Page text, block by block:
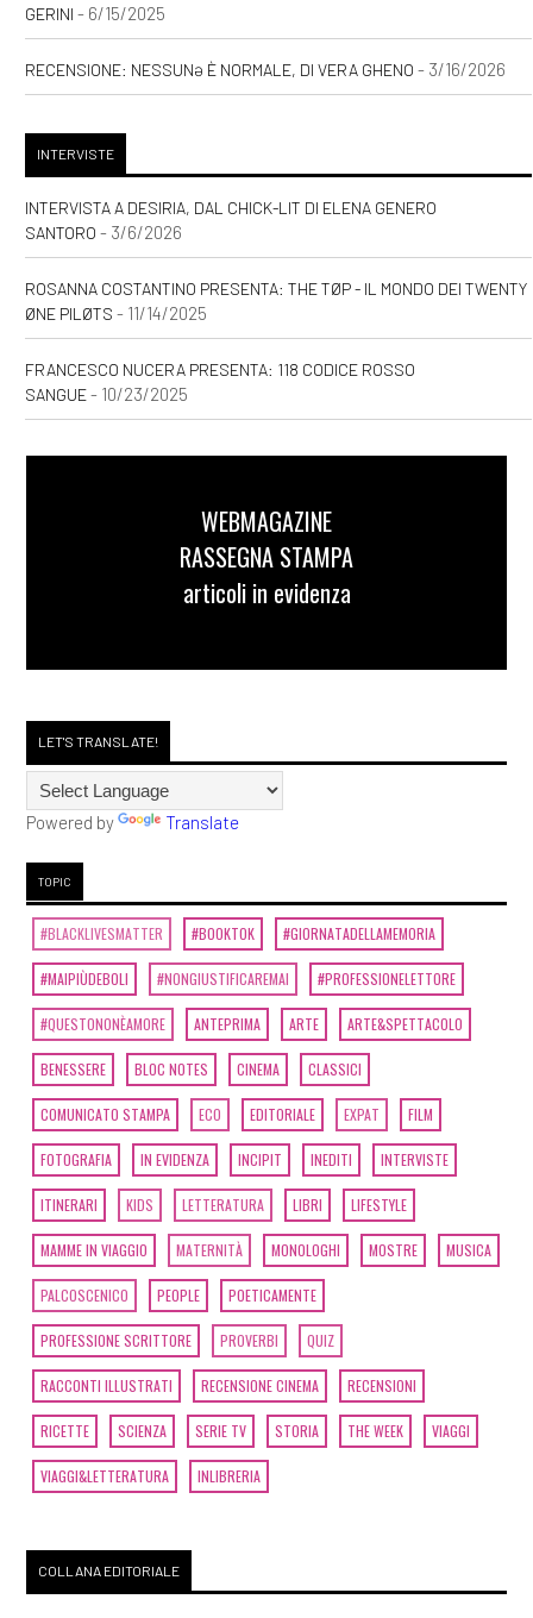
GERINI - 6/15/2025
RECENSIONE: NESSUNƏ È NORMALE, DI VERA GHENO - 3/16/2026
INTERVISTE
INTERVISTA A DESIRIA, DAL CHICK-LIT DI ELENA GENERO
SANTORO - 3/6/2026
ROSANNA COSTANTINO PRESENTA: THE TØP - IL MONDO DEI TWENTY
ØNE PILØTS - 11/14/2025
FRANCESCO NUCERA PRESENTA: 118 CODICE ROSSO
SANGUE- 10/23/2025
WEBMAGAZINE
RASSEGNA STAMPA
articoli in evidenza
LET'S TRANSLATE!
Powered by Translate
TOPIC
#BLACKLIVESMATTER #BOOKTOK #GIORNATADELLAMEMORIA
#MAIPIÙDEBOLI #NONGIUSTIFICAREMAI #PROFESSIONELETTORE
#QUESTONONÈAMORE ANTEPRIMA ARTE ARTE&SPETTACOLO
BENESSERE BLOC NOTES CINEMA CLASSICI
COMUNICATO STAMPA ECO EDITORIALE EXPAT FILM
FOTOGRAFIA IN EVIDENZA INCIPIT INEDITI INTERVISTE
ITINERARI KIDS LETTERATURA LIBRI LIFESTYLE
MAMME IN VIAGGIO MATERNITÀ MONOLOGHI MOSTRE MUSICA
PALCOSCENICO PEOPLE POETICAMENTE
PROFESSIONE SCRITTORE PROVERBI QUIZ
RACCONTI ILLUSTRATI RECENSIONE CINEMA RECENSIONI
RICETTE SCIENZA SERIE TV STORIA THE WEEK VIAGGI
VIAGGI&LETTERATURA INLIBRERIA
COLLANA EDITORIALE